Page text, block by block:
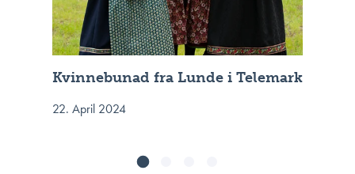
Kvinnebunad fra Lunde i Telemark
22. April 2024